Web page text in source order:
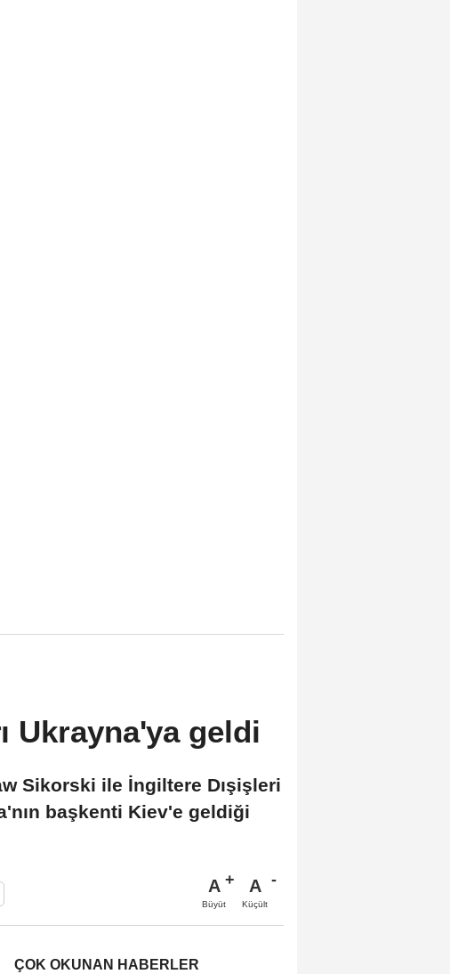
Ukrayna'ya geldi
Sikorski ile İngiltere Dışişleri
başkenti Kiev'e geldiği
A
Büyüt
A
Küçült
ÇOK OKUNAN HABERLER